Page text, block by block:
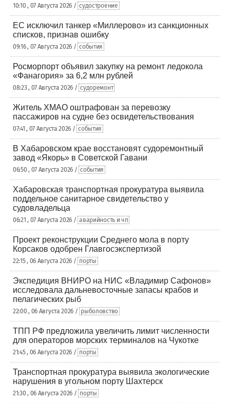
10:10 , 07 Августа 2026 / судостроение
ЕС исключил танкер «Миллерово» из санкционных
списков, признав ошибку
09:16 , 07 Августа 2026 / события
Росморпорт объявил закупку на ремонт ледокола
«Фанагория» за 6,2 млн рублей
08:23 , 07 Августа 2026 / судоремонт
Житель ХМАО оштрафован за перевозку
пассажиров на судне без освидетельствования
07:41 , 07 Августа 2026 / события
В Хабаровском крае восстановят судоремонтный
завод «Якорь» в Советской Гавани
06:50 , 07 Августа 2026 / события
Хабаровская транспортная прокуратура выявила
поддельное санитарное свидетельство у
судовладельца
06:21 , 07 Августа 2026 / аварийность и чп
Проект реконструкции Среднего мола в порту
Корсаков одобрен Главгосэкспертизой
22:15 , 06 Августа 2026 / порты
Экспедиция ВНИРО на НИС «Владимир Сафонов»
исследовала дальневосточные запасы крабов и
пелагических рыб
22:00 , 06 Августа 2026 / рыболовство
ТПП РФ предложила увеличить лимит численности
для операторов морских терминалов на Чукотке
21:45 , 06 Августа 2026 / порты
Транспортная прокуратура выявила экологические
нарушения в угольном порту Шахтерск
21:30 , 06 Августа 2026 / порты